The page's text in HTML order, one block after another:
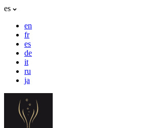
es
en
fr
es
de
it
ru
ja